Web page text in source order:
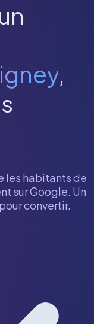
,
les habitants de
sur Google. Un
convertir.